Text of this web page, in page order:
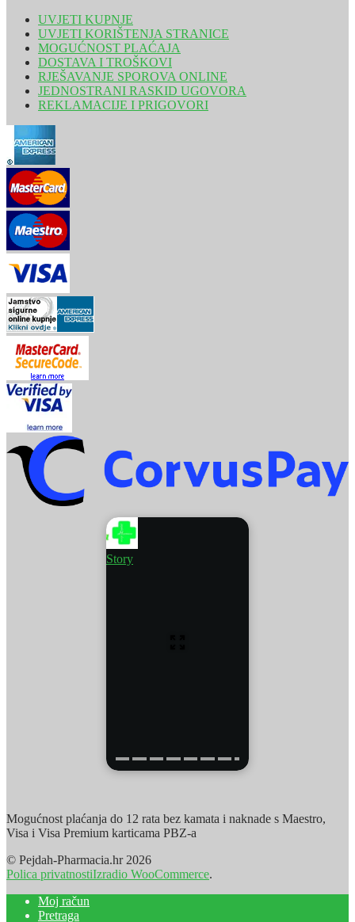
UVJETI KUPNJE
UVJETI KORIŠTENJA STRANICE
MOGUĆNOST PLAĆAJA
DOSTAVA I TROŠKOVI
RJEŠAVANJE SPOROVA ONLINE
JEDNOSTRANI RASKID UGOVORA
REKLAMACIJE I PRIGOVORI
Story
Mogućnost plaćanja do 12 rata bez kamata i naknade s Maestro,
Visa i Visa Premium karticama PBZ-a
© Pejdah-Pharmacia.hr 2026
Polica privatnostiIzradio WooCommerce.
Moj račun
Pretraga